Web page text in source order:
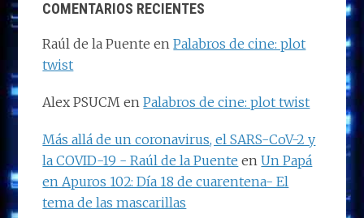
COMENTARIOS RECIENTES
Raúl de la Puente enPalabros de cine: plot
twist
Alex PSUCM enPalabros de cine: plot twist
Más allá de un coronavirus, el SARS-CoV-2 y
la COVID-19 - Raúl de la Puente enUn Papá
en Apuros 102: Día 18 de cuarentena- El
tema de las mascarillas